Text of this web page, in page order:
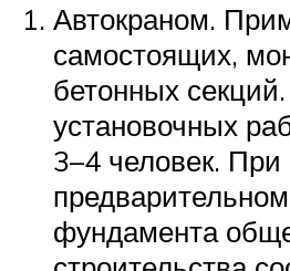
Автокраном.
самостоящих,
бетонных
установочных
3–4 человек. При
фундамента